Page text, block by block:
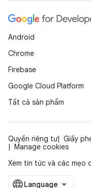
Android
Chrome
Firebase
Google Cloud Platform
Tất cả sản phẩm
Quyền riêng tư Giấy
Manage cookies
Xem tin tức và các mẹo